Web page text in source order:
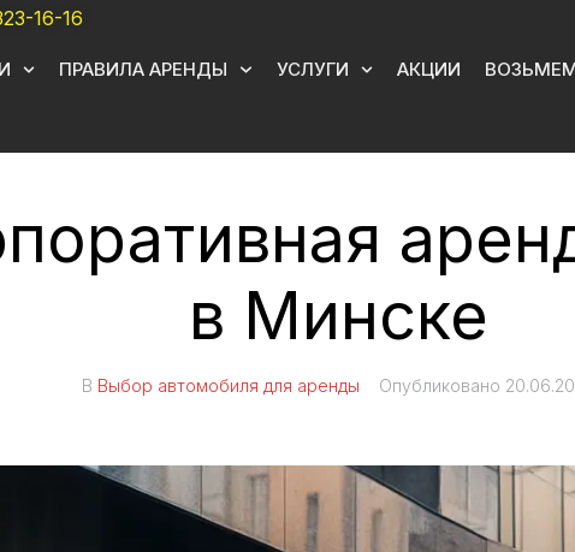
16-16
ПРАВИЛА АРЕНДЫ УСЛУГИ АКЦИИ
в Минске
В Выбор автомобиля для аренды Опубликовано